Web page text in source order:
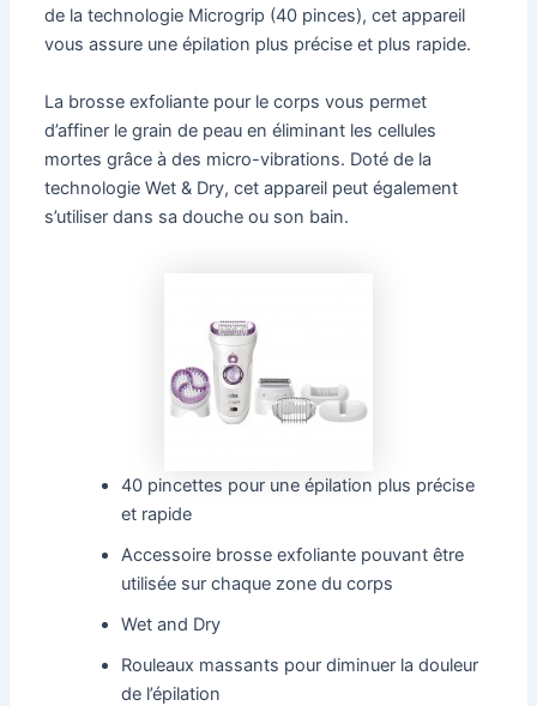
de la technologie Microgrip (40 pinces), cet appareil
vous assure une épilation plus précise et plus rapide.
La brosse exfoliante pour le corps vous permet
d’affiner le grain de peau en éliminant les cellules
mortes grâce à des micro-vibrations. Doté de la
technologie Wet & Dry, cet appareil peut également
s’utiliser dans sa douche ou son bain.
40 pincettes pour une épilation plus précise
et rapide
Accessoire brosse exfoliante pouvant être
utilisée sur chaque zone du corps
Wet and Dry
Rouleaux massants pour diminuer la douleur
de l’épilation